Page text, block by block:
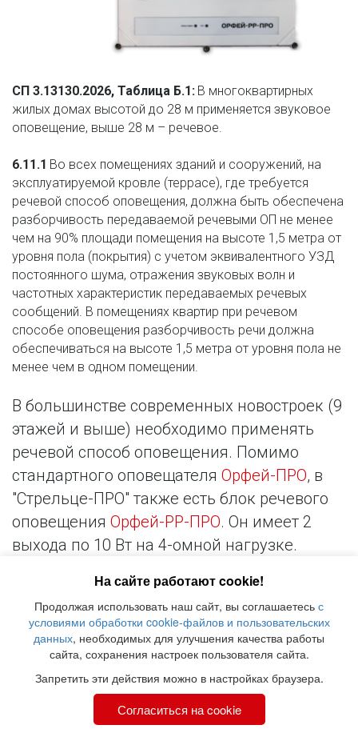
СП 3.13130.2026, Таблица Б.1: В многоквартирных
жилых домах высотой до 28 м применяется звуковое
оповещение, выше 28 м – речевое.
6.11.1 Во всех помещениях зданий и сооружений, на
эксплуатируемой кровле (террасе), где требуется
речевой способ оповещения, должна быть обеспечена
разборчивость передаваемой речевыми ОП не менее
чем на 90% площади помещения на высоте 1,5 метра от
уровня пола (покрытия) с учетом эквивалентного УЗД
постоянного шума, отражения звуковых волн и
частотных характеристик передаваемых речевых
сообщений. В помещениях квартир при речевом
способе оповещения разборчивость речи должна
обеспечиваться на высоте 1,5 метра от уровня пола не
менее чем в одном помещении.
В большинстве современных новостроек (9
этажей и выше) необходимо применять
речевой способ оповещения. Помимо
стандартного оповещателя Орфей-ПРО, в
"Стрельце-ПРО" также есть блок речевого
оповещения Орфей-РР-ПРО. Он имеет 2
выхода по 10 Вт на 4-омной нагрузке.
модулю на каждом этаже – он обеспечит
оповещение всего коридора и будет также
выполнять функцию ретранслятора.
Обеспечить необходимый уровень
звукового давления в квартирах проще
всего с помощью извещателей со
На сайте работают cookie!
Продолжая использовать наш сайт, вы соглашаетесь с
условиями обработки cookie-файлов и пользовательских
данных, необходимых для улучшения качества работы
сайта, сохранения настроек пользователя сайта.
Запретить эти действия можно в настройках браузера.
Согласиться на cookie